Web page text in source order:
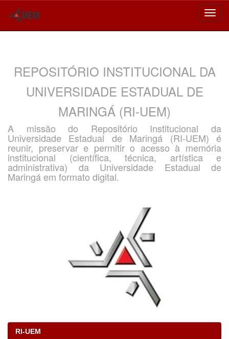
REPOSITÓRIO INSTITUCIONAL DA
UNIVERSIDADE ESTADUAL DE
MARINGÁ (RI-UEM)
A missão do Repositório Institucional da
Universidade Estadual de Maringá (RI-UEM) é
reunir, preservar e permitir o acesso à memória
institucional (científica, técnica, artística e
administrativa) da Universidade Estadual de
Maringá em formato digital.
RI-UEM